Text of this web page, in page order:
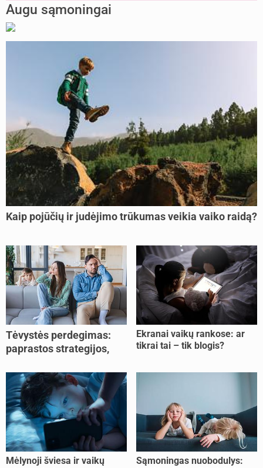
Augu sąmoningai
Kaip pojūčių ir judėjimo trūkumas veikia vaiko raidą?
Tėvystės perdegimas:
paprastos strategijos,
jėgas
Ekranai vaikų rankose: ar
tikrai tai – tik blogis?
Mėlynoji šviesa ir vaikų
Sąmoningas nuobodulys: